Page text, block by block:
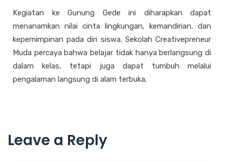
Kegiatan ke Gunung Gede ini diharapkan dapat
menanamkan nilai cinta lingkungan, kemandirian, dan
kepemimpinan pada diri siswa. Sekolah Creativepreneur
Muda percaya bahwa belajar tidak hanya berlangsung di
dalam kelas, tetapi juga dapat tumbuh melalui
pengalaman langsung di alam terbuka.
Leave a Reply